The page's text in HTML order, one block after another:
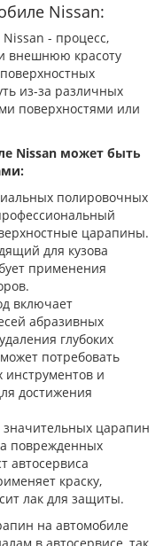
Nissan:
- процесс,
внешнюю красоту
из-за различных
поверхностями или
Nissan может быть
полировочных
царапины.
для кузова
применения
включает
абразивных
глубоких
потребовать
инструментов и
достижения
значительных царапин
поврежденных
автосервиса
краску,
лак для защиты.
на автомобиле